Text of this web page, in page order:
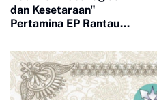
dan Kesetaraan"
Pertamina EP Rantau
Bersama 120 Anak
Berkebutuhan Khusus